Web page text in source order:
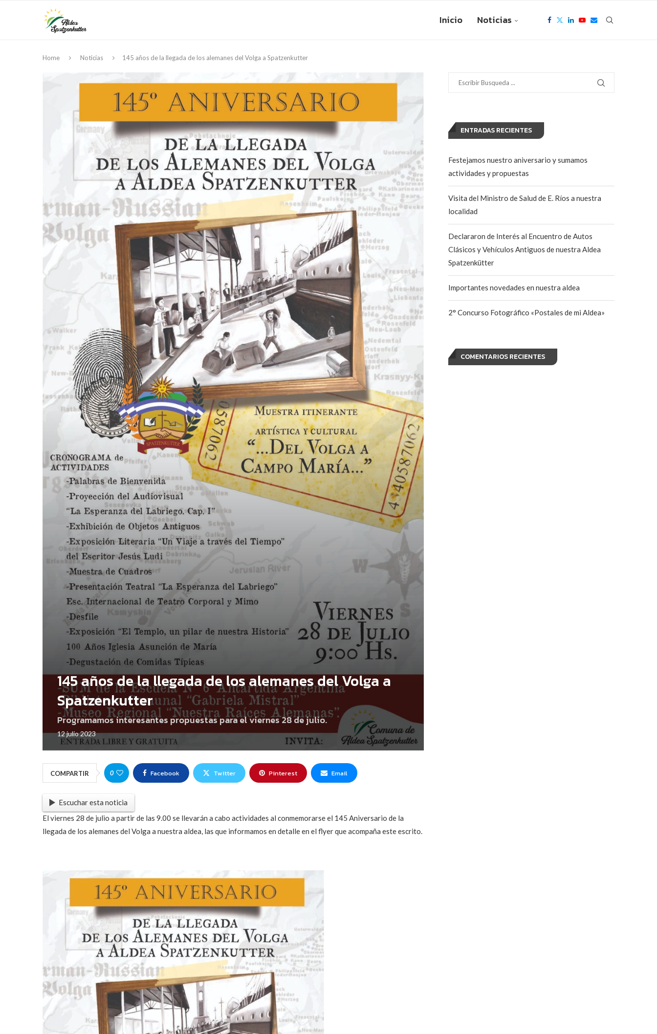
Inicio Noticias
Home Noticias 145 años de la llegada de los alemanes del Volga a Spatzenkutter
145 años de la llegada de los alemanes del Volga a
Spatzenkutter
Programamos interesantes propuestas para el viernes 28 de julio.
12 julio 2023
COMPARTIR 0 Facebook Twitter Pinterest Email
Escuchar esta noticia
El viernes 28 de julio a partir de las 9.00 se llevarán a cabo actividades al conmemorarse el 145 Aniversario de la
llegada de los alemanes del Volga a nuestra aldea, las que informamos en detalle en el flyer que acompaña este escrito.
ENTRADAS RECIENTES
Festejamos nuestro aniversario y sumamos
actividades y propuestas
Visita del Ministro de Salud de E. Ríos a nuestra
localidad
Declararon de Interés al Encuentro de Autos
Clásicos y Vehículos Antiguos de nuestra Aldea
Spatzenkütter
Importantes novedades en nuestra aldea
2° Concurso Fotográfico «Postales de mi Aldea»
COMENTARIOS RECIENTES